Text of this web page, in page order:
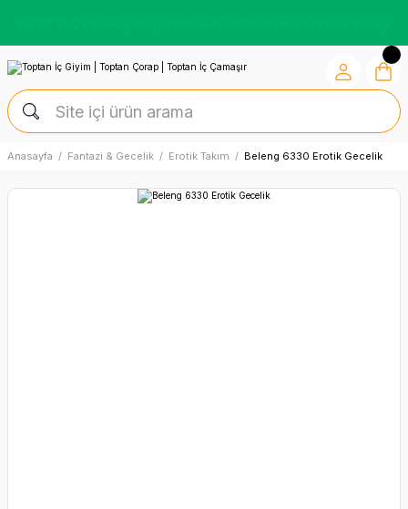
Anasayfa Fantazi & Gecelik Erotik Takım Beleng 6330 Erotik Gecelik